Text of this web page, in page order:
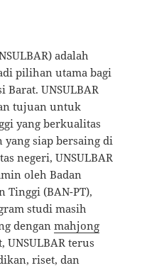
adalah
pilihan utama bagi
Barat. UNSULBAR
tujuan untuk
yang berkualitas
siap bersaing di
negeri, UNSULBAR
oleh Badan
Tinggi (BAN-PT),
studi masih
denganmahjong
UNSULBAR terus
riset, dan